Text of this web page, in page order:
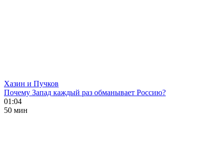
Хазин и Пучков
Почему Запад каждый раз обманывает Россию?
01:04
50 мин